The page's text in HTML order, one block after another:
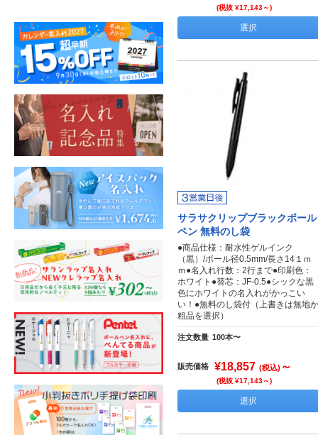
(税抜 ¥17,143～)
選択
サラサクリップブラックボール
ペン 無料のし袋
●商品仕様：耐水性ゲルインク
（黒）/ボール径0.5mm/長さ14１ｍ
ｍ●名入れ行数：2行まで●印刷色：
ホワイト●替芯：JF-0.5●シックな黒
色にホワイトの名入れがかっこい
い！●無料のし袋付（上書きは無地か
粗品を選択）
注文数量 100本〜
販売価格 ¥18,857 (税込) ～
(税抜 ¥17,143～)
選択